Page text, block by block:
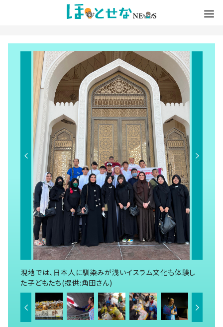
現地では、日本人に馴染みが浅いイスラム文化も体験し
た子どもたち(提供:角田さん)